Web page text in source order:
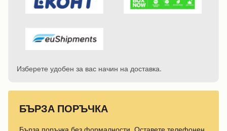
Изберете удобен за вас начин на доставка.
БЪРЗА ПОРЪЧКА